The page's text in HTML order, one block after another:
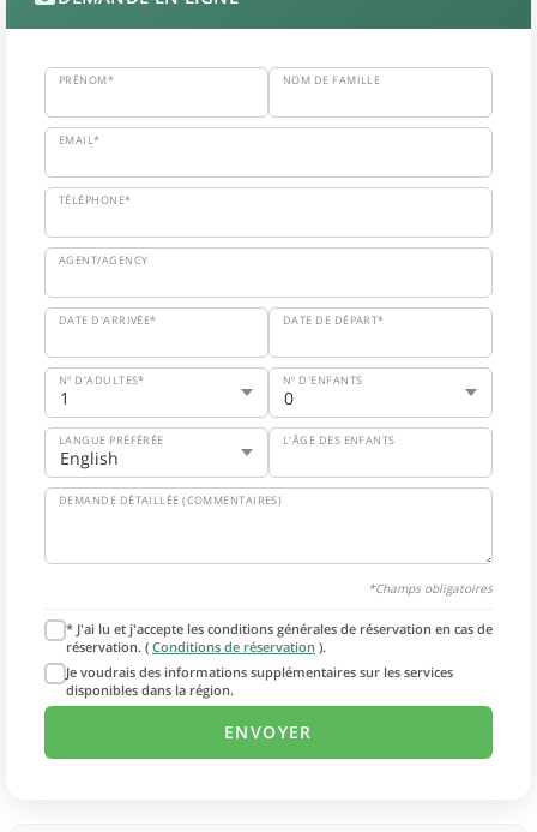
PRÉNOM* NOM DE FAMILLE
EMAIL*
TÉLÉPHONE*
AGENT/AGENCY
DATE D'ARRIVÉE* DATE DE DÉPART*
Nº D'ADULTES* Nº D'ENFANTS
LANGUE PRÉFÉRÉE L'ÂGE DES ENFANTS
DEMANDE DÉTAILLÉE (COMMENTAIRES)
*Champs obligatoires
* J'ai lu et j'accepte les conditions générales de réservation en cas de
réservation. ( Conditions de réservation ).
Je voudrais des informations supplémentaires sur les services
disponibles dans la région.